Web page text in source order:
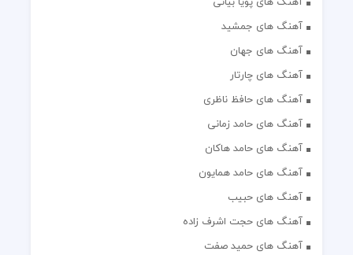
آهنگ های جمشید
آهنگ های جهان
آهنگ های چارتار
آهنگ های حافظ ناظری
آهنگ های حامد زمانی
آهنگ های حامد هاکان
آهنگ های حامد همایون
آهنگ های حبیب
آهنگ های حجت اشرف زاده
آهنگ های حمید صفت